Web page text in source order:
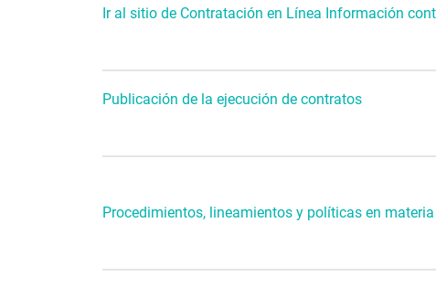
Ir al sitio de Contratación en Línea Información
Publicación de la ejecución de contratos
Procedimientos, lineamientos y políticas en